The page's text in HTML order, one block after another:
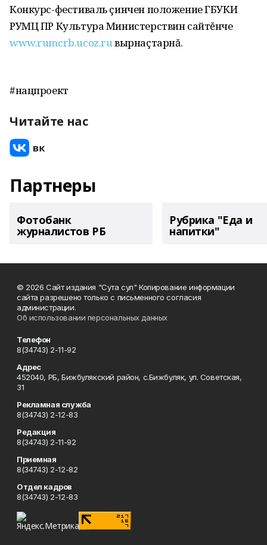
Конкурс-фестиваль çинчен положение ГБУКИ
РУМЦ ПР Культура Министерствин сайтĕнче
www.rumcrb.ucoz.ruвырнаçтарнă.
#нацпроект
Читайте нас
Партнеры
Фотобанк
журналистов РБ
Рубрика "Еда и
напитки"
© 2026 Сайт издания "Сута сул" Копирование информации
сайта разрешено только с письменного согласия
администрации.
Об использовании персональных данных
Телефон
8(34743) 2-11-92
Адрес
452040, РБ, Бижбулякский район, с.Бижбуляк, ул. Советская,
31
Рекламная служба
8(34743) 2-12-83
Редакция
8(34743) 2-11-92
Приемная
8(34743) 2-12-82
Отдел кадров
8(34743) 2-12-83